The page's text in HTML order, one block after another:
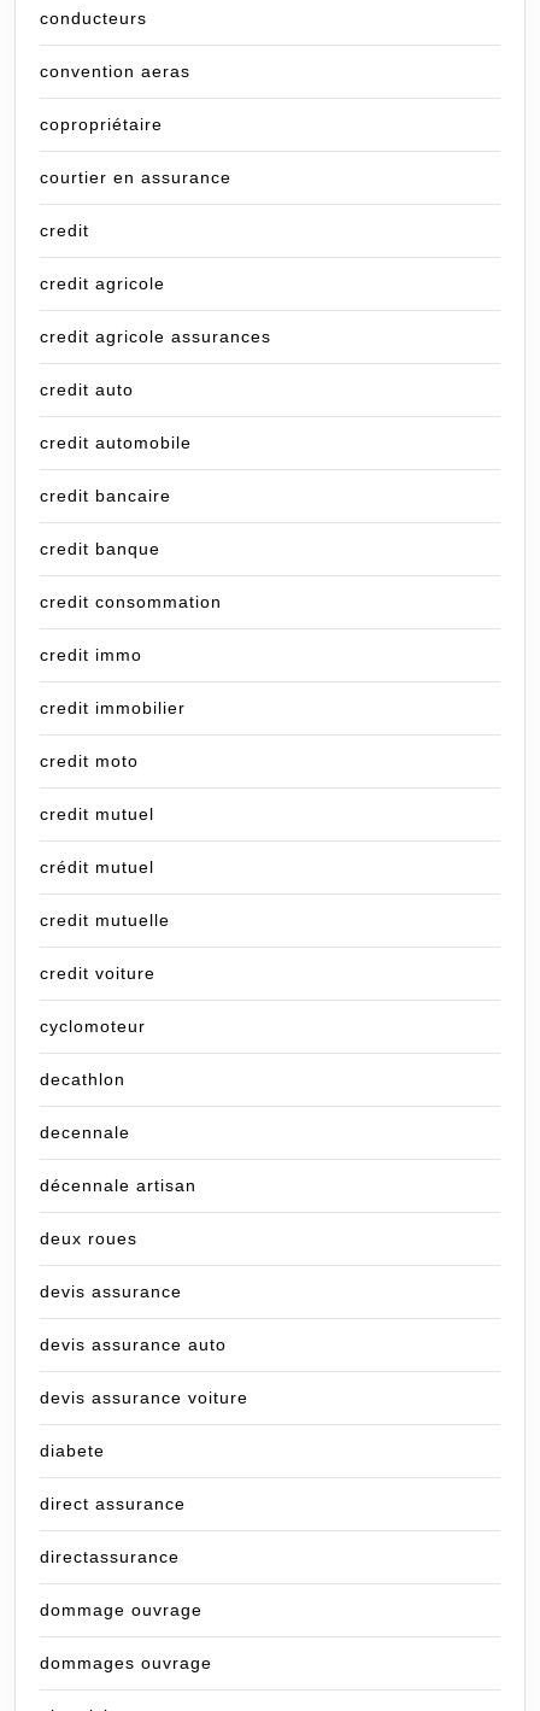
conducteurs
convention aeras
copropriétaire
courtier en assurance
credit
credit agricole
credit agricole assurances
credit auto
credit automobile
credit bancaire
credit banque
credit consommation
credit immo
credit immobilier
credit moto
credit mutuel
crédit mutuel
credit mutuelle
credit voiture
cyclomoteur
decathlon
decennale
décennale artisan
deux roues
devis assurance
devis assurance auto
devis assurance voiture
diabete
direct assurance
directassurance
dommage ouvrage
dommages ouvrage